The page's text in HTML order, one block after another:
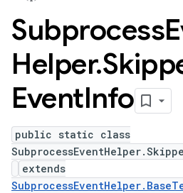
Subprocess
Helper.
EventInfo
public static class
extends